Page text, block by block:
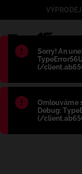
Błąd:
Sorry! An
(/
Błąd:
Omlouváme
Debug:
(/